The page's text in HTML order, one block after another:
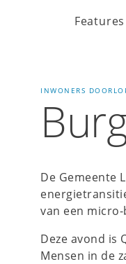
Features
INWONERS
De Gemeente
van een
Deze avond is
Mensen in de